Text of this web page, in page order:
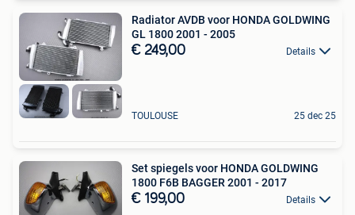
Radiator AVDB voor HONDA GOLDWING
GL 1800 2001 - 2005
€ 249,00 Details
TOULOUSE 25 dec 25
Set spiegels voor HONDA GOLDWING
1800 F6B BAGGER 2001 - 2017
€ 199,00 Details